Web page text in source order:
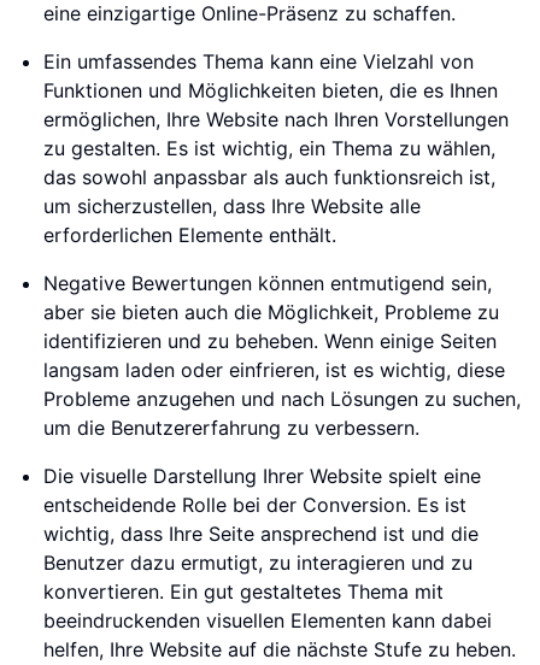
eine einzigartige Online-Präsenz zu schaffen.
Ein umfassendes Thema kann eine Vielzahl von
Funktionen und Möglichkeiten bieten, die es Ihnen
ermöglichen, Ihre Website nach Ihren Vorstellungen
zu gestalten. Es ist wichtig, ein Thema zu wählen,
das sowohl anpassbar als auch funktionsreich ist,
um sicherzustellen, dass Ihre Website alle
erforderlichen Elemente enthält.
Negative Bewertungen können entmutigend sein,
aber sie bieten auch die Möglichkeit, Probleme zu
identifizieren und zu beheben. Wenn einige Seiten
langsam laden oder einfrieren, ist es wichtig, diese
Probleme anzugehen und nach Lösungen zu suchen,
um die Benutzererfahrung zu verbessern.
Die visuelle Darstellung Ihrer Website spielt eine
entscheidende Rolle bei der Conversion. Es ist
wichtig, dass Ihre Seite ansprechend ist und die
Benutzer dazu ermutigt, zu interagieren und zu
konvertieren. Ein gut gestaltetes Thema mit
beeindruckenden visuellen Elementen kann dabei
helfen, Ihre Website auf die nächste Stufe zu heben.